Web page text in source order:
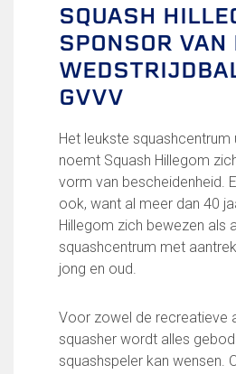
Kledingplan
Merchandise
Contributie
Gevonden voorwerpen
Teams
FC Lisse 1
FC Lisse 2
Toegangs- en seizoenskaarten
Heren- en jongensvoetbal
Vrouwen 1
7 tegen 7 Voetbal (35+)
Zaalvoetbal
Walking Football
SQUASH
SPONSOR VAN
GVVV
Het leukste squashcentrum
noemt Squash Hillegom
vorm van bescheidenheid.
ook, want al meer dan 40
Hillegom zich bewezen als
squashcentrum met
jong en oud.
Voor zowel de recreatieve
squasher wordt alles
squashspeler kan wensen.